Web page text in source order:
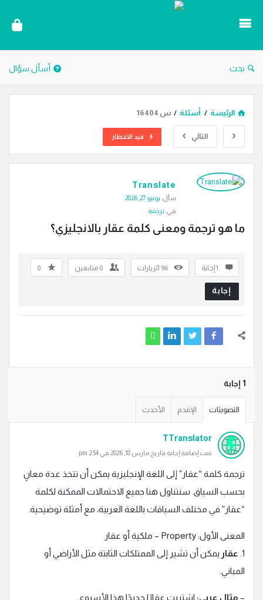
دليل
بحث أسأل سؤال
الرئيسة / أسئلة / س 16404
التالي قيد الانتظار
دليل
الترجمة
أسئلة
Translate
سأل: يونيو 27, 2026
في: ترجمة
ما هو ترجمة ومعنى كلمة عقار بالانجليزي؟
‫1 إجابة 96 الزيارات 0 متابعين 0
إجابة
‫1 إجابة
التصويتات الإقدم الأحدث
TTranslator
تمت إضافة إجابة بتاريخ مارس 18, 2026 في 2:54 pm
ترجمة كلمة “عقار” إلى اللغة الإنجليزية يمكن أن تتخذ عدة معانٍ
بحسب السياق. سنتناول هنا جميع الاحتمالات الممكنة لكلمة
“عقار” في مختلف السياقات باللغة العربية، مع أمثلة توضيحية.
المعنى الأول: Property – ملكية أو عقار
1. عقار يمكن أن تشير إلى الممتلكات الثابتة مثل الأراضي أو
المباني.
– مثال عربي: اشتريت عقارًا جديدًا هذا الأسبوع.